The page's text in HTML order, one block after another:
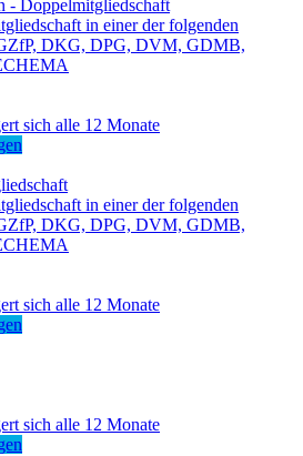
- Doppelmitgliedschaft
in einer der folgenden
DKG, DPG, DVM, GDMB,
sich alle 12 Monate
in einer der folgenden
DKG, DPG, DVM, GDMB,
sich alle 12 Monate
sich alle 12 Monate